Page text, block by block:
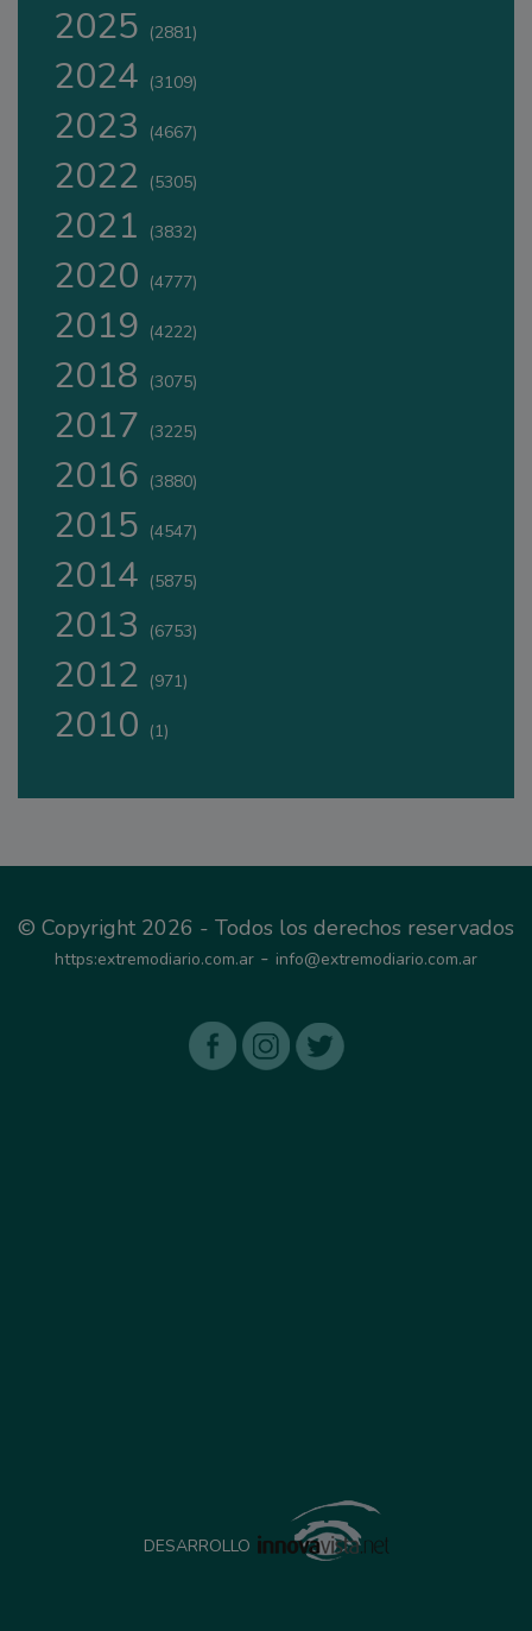
2025 (2881)
2024 (3109)
2023 (4667)
2022 (5305)
2021 (3832)
2020 (4777)
2019 (4222)
2018 (3075)
2017 (3225)
2016 (3880)
2015 (4547)
2014 (5875)
2013 (6753)
2012 (971)
2010 (1)
© Copyright 2026 - Todos los derechos reservados
https:extremodiario.com.ar - info@extremodiario.com.ar
DESARROLLO